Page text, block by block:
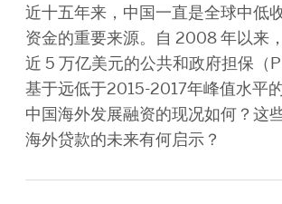
近十五年来，中国一直是全球中低
资金的重要来源。自 2008 年以来
近 5 万亿美元的公共和政府担保（
基于远低于2015-2017年峰值水平
中国海外发展融资的现况如何？这
海外贷款的未来有何启示？